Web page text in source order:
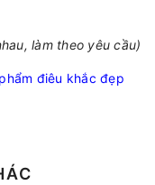
làm theo yêu cầu)
điêu khắc đẹp